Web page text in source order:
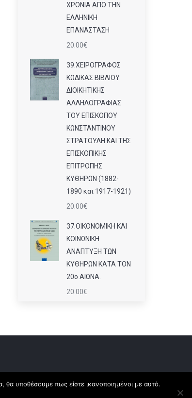
ΧΡΟΝΙΑ ΑΠΟ ΤΗΝ
ΕΛΛΗΝΙΚΗ
ΕΠΑΝΑΣΤΑΣΗ
20.00€
39.ΧΕΙΡΟΓΡΑΦΟΣ
ΚΩΔΙΚΑΣ ΒΙΒΛΙΟΥ
ΔΙΟΙΚΗΤΙΚΗΣ
ΑΛΛΗΛΟΓΡΑΦΙΑΣ
ΤΟΥ ΕΠΙΣΚΟΠΟΥ
ΚΩΝΣΤΑΝΤΙΝΟΥ
ΣΤΡΑΤΟΥΛΗ ΚΑΙ ΤΗΣ
ΕΠΙΣΚΟΠΙΚΗΣ
ΕΠΙΤΡΟΠΗΣ
ΚΥΘΗΡΩΝ (1882-
1890 και 1917-1921)
20.00€
37.ΟΙΚΟΝΟΜΙΚΗ ΚΑΙ
ΚΟΙΝΩΝΙΚΗ
ΑΝΑΠΤΥΞΗ ΤΩΝ
ΚΥΘΗΡΩΝ ΚΑΤΑ ΤΟΝ
20ο ΑΙΩΝΑ.
20.00€
θα υποθέσουμε πως είστε ικανοποιημένοι με αυτό.